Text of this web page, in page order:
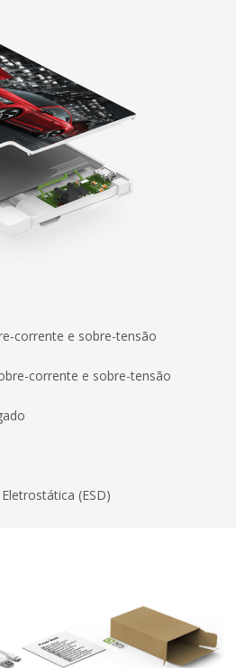
corrente e sobre-tensão
corrente e sobre-tensão
(ESD)